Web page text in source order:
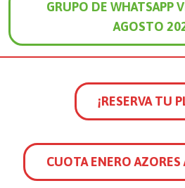
GRUPO DE WHATSAPP
AGOSTO
¡RESERVA TU
CUOTA ENERO